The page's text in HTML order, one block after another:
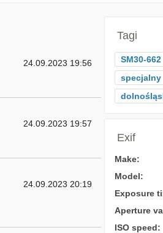
24.09.2023 19:56
24.09.2023 19:57
24.09.2023 20:19
Tagi
SM30-662
specjalny
Exif
Make:
Model:
Exposure
Aperture
ISO speed: